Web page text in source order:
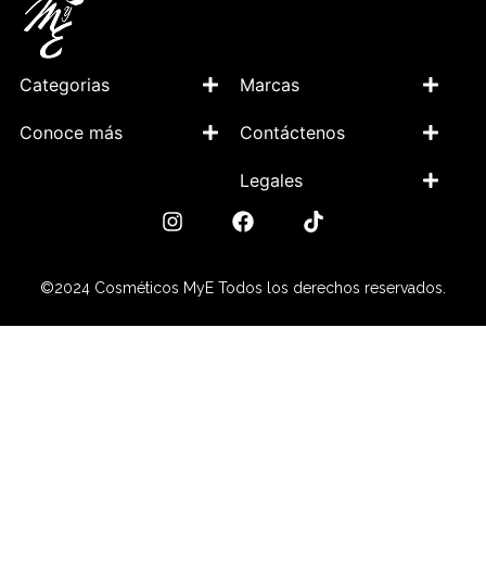
Categorias
Conoce más
Marcas
Contáctenos
Legales
©2024 Cosméticos MyE Todos los derechos reservados.